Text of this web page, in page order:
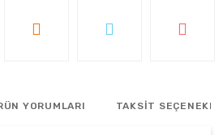
YORUMLARI TAKSİT